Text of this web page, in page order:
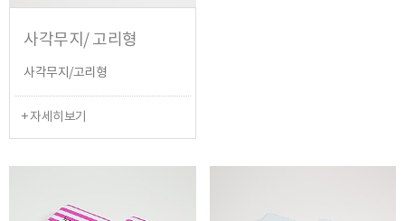
사각무지/ 고리형
사각무지/고리형
+ 자세히보기